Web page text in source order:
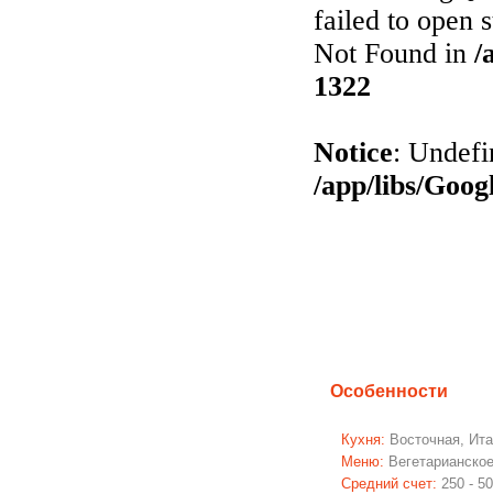
Особенности
Кухня: Восточная,
Меню: Вегетарианское
Средний счет: 250 -